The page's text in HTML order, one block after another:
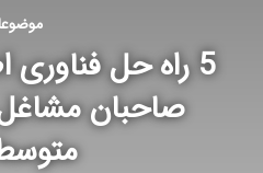
5 راه حل
صاحبان